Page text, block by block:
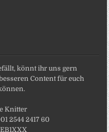
könnt ihr uns gern
Content für euch
Knitter
2544 2417 60